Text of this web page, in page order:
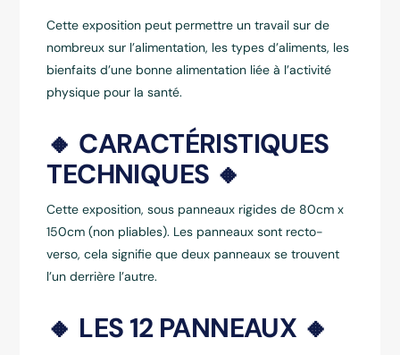
Cette exposition peut permettre un travail sur de
nombreux sur l’alimentation, les types d’aliments, les
bienfaits d’une bonne alimentation liée à l’activité
physique pour la santé.
🔸 CARACTÉRISTIQUES
TECHNIQUES 🔸
Cette exposition, sous panneaux rigides de 80cm x
150cm (non pliables). Les panneaux sont recto-
verso, cela signifie que deux panneaux se trouvent
l’un derrière l’autre.
🔸 LES 12 PANNEAUX 🔸